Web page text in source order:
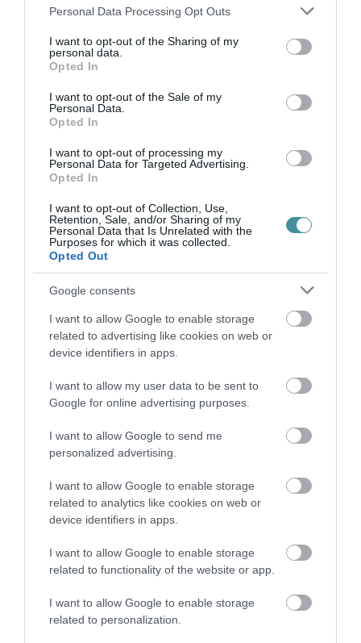
Please note that this website/app uses one or more Google
not limited to your visit or usage behaviour. You may click to
grant or deny consent to Google and its third-party tags to
use your data for below specified purposes in below Google
consent section.
Personal Data Processing Opt Outs
I want to opt-out of the Sharing of my
personal data.
Opted In
I want to opt-out of the Sale of my
Personal Data.
Opted In
I want to opt-out of processing my
Personal Data for Targeted Advertising.
Opted In
I want to opt-out of Collection, Use,
Retention, Sale, and/or Sharing of my
Personal Data that Is Unrelated with the
Purposes for which it was collected.
Opted Out
Google consents
I want to allow Google to enable storage
related to advertising like cookies on web or
device identifiers in apps.
I want to allow my user data to be sent to
Google for online advertising purposes.
I want to allow Google to send me
personalized advertising.
I want to allow Google to enable storage
related to analytics like cookies on web or
device identifiers in apps.
I want to allow Google to enable storage
related to functionality of the website or app.
I want to allow Google to enable storage
related to personalization.
kicsúszik a határidőből és elesik a 8,9
milliárd forintos Top Pluszos forrástól!
A polgármester a közleményt a hivatalos
Facebook-oldalán is
, a posztot
aki rövid kommentárjában nyomban ki is
kiáltotta Keresztes Zoltánt – aki az Oroján által
kiharcolt szünet után nyomban jelezte, hogy
meg fogja változtatni a szavazatát a
módosítónál –
Benedekjének.
Oroján: A polgármester úgy viselkedik,
mint egy durcás kisgyerek
A Fidesz-KDNP egri önkormányzati frakciója
ismét külső helyszínen
Sörházban) tartottsajtótájékoztatót
amelyenOroján Sándor
összehívott rendkívülit is szóba hozta. Úgy
fogalmazott: Mirkóczki Ádám úgy viselkedik,
játékát", a polgármester szerinte
az előző heti közgyűlésen hozott döntést.